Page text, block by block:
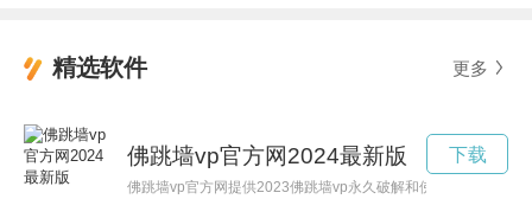
精选软件 更多
佛跳墙vp官方网2024最新版
佛跳墙vp官方网提供2023佛跳墙vp永久破解和佛跳墙vn破解
下载